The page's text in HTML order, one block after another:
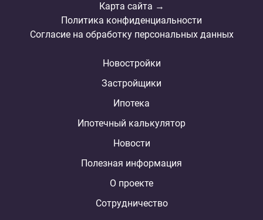
Карта сайта →
Политика конфиденциальности
Согласие на обработку персональных данных
Новостройки
Застройщики
Ипотека
Ипотечный калькулятор
Новости
Полезная информация
О проекте
Сотрудничество